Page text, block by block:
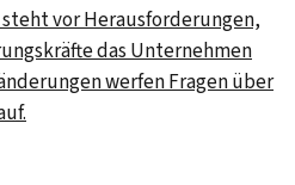
vor Herausforderungen,
das Unternehmen
werfen Fragen über